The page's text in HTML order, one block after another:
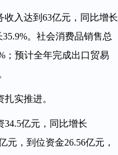
入达到63亿元，同比增长
。社会消费品销售总
；预计全年完成出口贸易
实推进。
亿元，同比增长
元，到位资金26.56亿元，